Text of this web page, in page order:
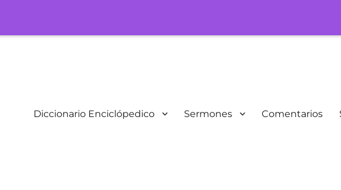
Diccionario Enciclópedico Sermones Comentarios